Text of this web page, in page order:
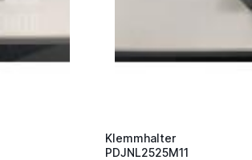
Klemmhalter
PDJNL2525M11